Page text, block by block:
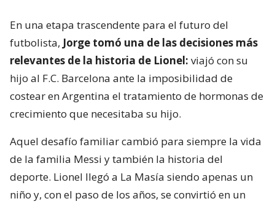
En una etapa trascendente para el futuro del
futbolista, Jorge tomó una de las decisiones más
relevantes de la historia de Lionel: viajó con su
hijo al F.C. Barcelona ante la imposibilidad de
costear en Argentina el tratamiento de hormonas de
crecimiento que necesitaba su hijo.
Aquel desafío familiar cambió para siempre la vida
de la familia Messi y también la historia del
deporte. Lionel llegó a La Masía siendo apenas un
niño y, con el paso de los años, se convirtió en un